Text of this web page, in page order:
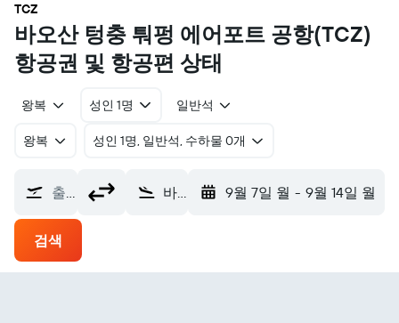
TCZ
바오산 텅충 퉈펑 에어포트 공항(TCZ)
항공권 및 항공편 상태
왕복 성인 1명 일반석
왕복 ​성인 1명, 일반석, 수하물 0개
출발지 바오산 텅충 퉈펑 에어포트 (TCZ) 9월 7일 월 - 9월 14일 월
검색